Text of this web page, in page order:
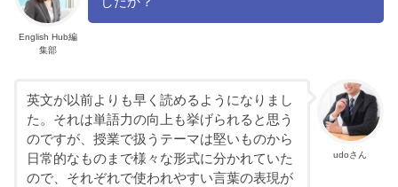
English Hub編
集部
udoさん
英文が以前よりも早く読めるようになりまし
た。それは単語力の向上も挙げられると思う
のですが、授業で扱うテーマは堅いものから
日常的なものまで様々な形式に分かれていた
ので、それぞれで使われやすい言葉の表現が